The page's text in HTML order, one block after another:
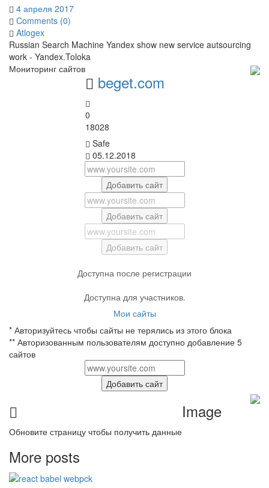
4 апреля 2017
Comments (0)
Atlogex
Russian Search Machine Yandex show new service autsourcing
work - Yandex.Toloka
Мониторинг сайтов
beget.com
0
18028
Safe
05.12.2018
Добавить сайт
Добавить сайт
Добавить сайт
Доступна после регистрации
Доступна для участников.
Мои сайты
* Авторизуйтесь чтобы сайты не терялись из этого блока
** Авторизованным пользователям доступно добавление 5
сайтов
Добавить сайт
Обновите страницу чтобы получить данные
Image
More posts